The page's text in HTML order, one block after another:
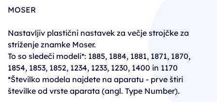
MOSER
Nastavljiv plastični nastavek za večje strojčke za
striženje znamke Moser.
To so sledeči modeli*: 1885, 1884, 1881, 1871, 1870,
1854, 1853, 1852, 1234, 1233, 1230, 1400 in 1170
*Številko modela najdete na aparatu - prve štiri
številke od vrste aparata (angl. Type Number).